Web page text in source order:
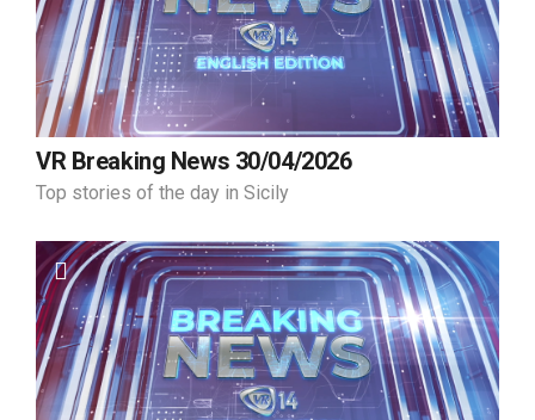
VR Breaking News 30/04/2026
Top stories of the day in Sicily